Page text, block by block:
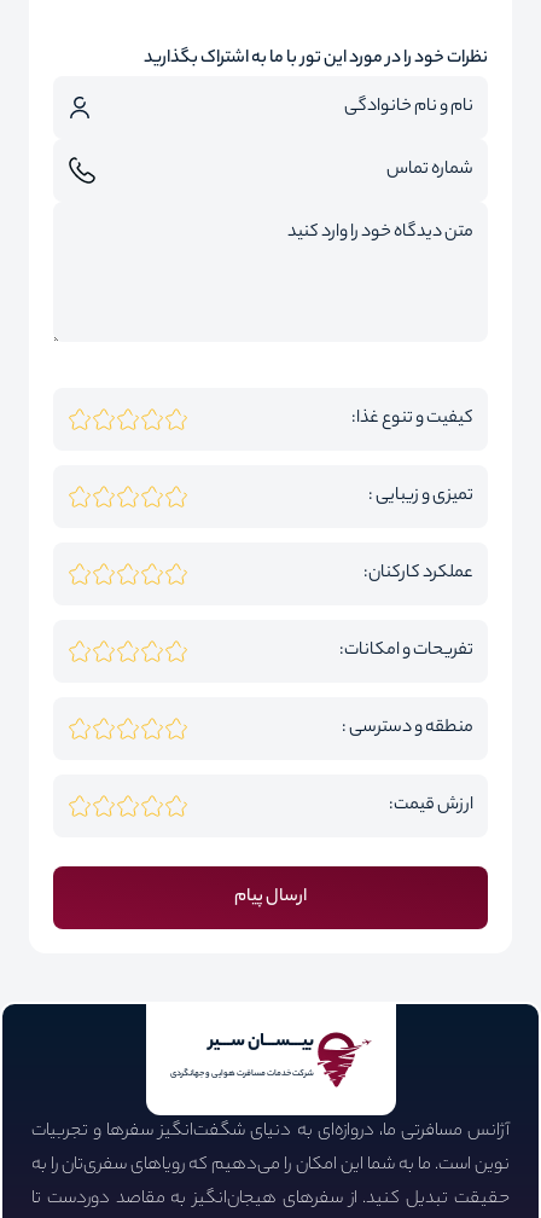
نظرات خود را در مورد این تور با ما به اشتراک بگذارید
کیفیت و تنوع غذا:
تمیزی و زیبایی :
عملکرد کارکنان:
تفریحات و امکانات:
منطقه و دسترسی :
ارزش قیمت:
ارسال پیام
بیـــســـان ســـیر
شرکت خدمات مسافرت هوایی و جهانگردی
آژانس مسافرتی ما، دروازه‌ای به دنیای شگفت‌انگیز سفرها و تجربیات
نوین است. ما به شما این امکان را می‌دهیم که رویاهای سفری‌تان را به
حقیقت تبدیل کنید. از سفرهای هیجان‌انگیز به مقاصد دوردست تا